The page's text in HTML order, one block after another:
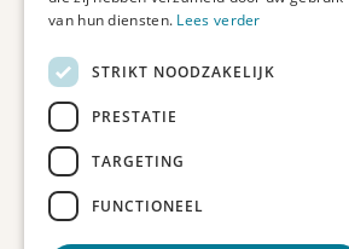
Nederland
info@fotoprintxl.nl
0343 78 58 00
KVK: 81960263
BTW: NL002708709B23
van hun diensten. Lees verder
STRIKT NOODZAKELIJK
PRESTATIE
TARGETING
FUNCTIONEEL